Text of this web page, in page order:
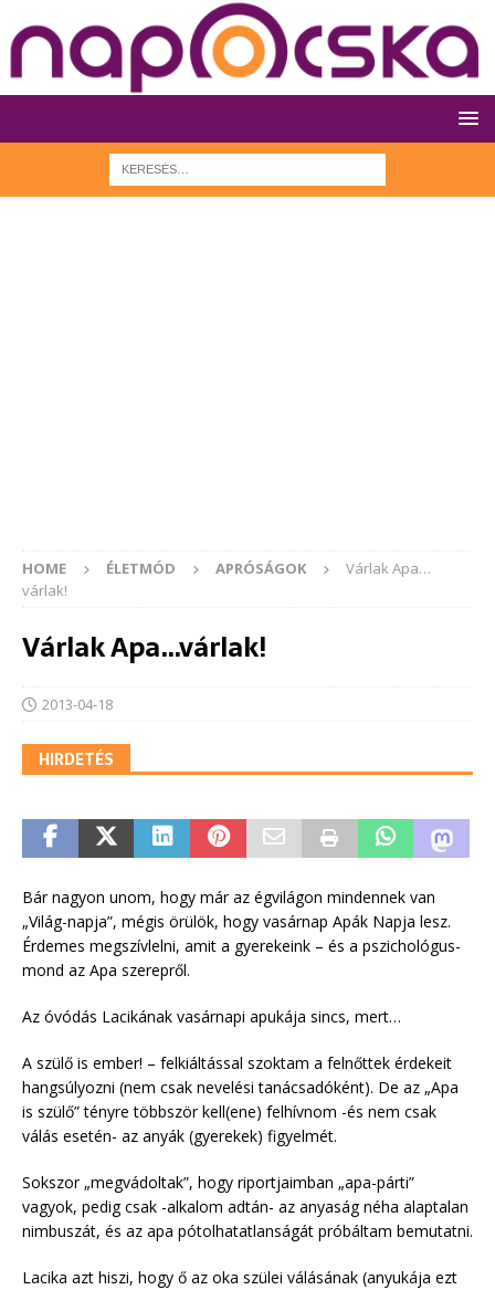
HOME ÉLETMÓD APRÓSÁGOK
Várlak Apa…
várlak!
Várlak Apa…várlak!
2013-04-18
HIRDETÉS
Bár nagyon unom, hogy már az égvilágon mindennek van
„Világ-napja”, mégis örülök, hogy vasárnap Apák Napja lesz.
Érdemes megszívlelni, amit a gyerekeink – és a pszichológus-
mond az Apa szerepről.
Az óvódás Lacikának vasárnapi apukája sincs, mert…
A szülő is ember! – felkiáltással szoktam a felnőttek érdekeit
hangsúlyozni (nem csak nevelési tanácsadóként). De az „Apa
is szülő” tényre többször kell(ene) felhívnom -és nem csak
válás esetén- az anyák (gyerekek) figyelmét.
Sokszor „megvádoltak”, hogy riportjaimban „apa-párti”
vagyok, pedig csak -alkalom adtán- az anyaság néha alaptalan
nimbuszát, és az apa pótolhatatlanságát próbáltam bemutatni.
Lacika azt hiszi, hogy ő az oka szülei válásának (anyukája ezt